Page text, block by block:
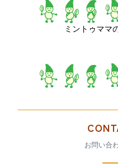
ミントゥママ
お問い合